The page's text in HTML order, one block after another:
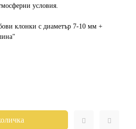
условия.
клонки с диаметър 7-10 мм +